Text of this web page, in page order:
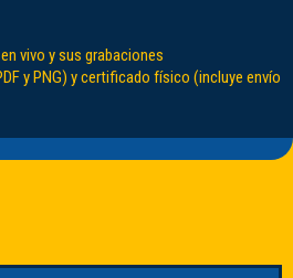
vivo y sus grabaciones
y PNG) y certificado físico (incluye envío